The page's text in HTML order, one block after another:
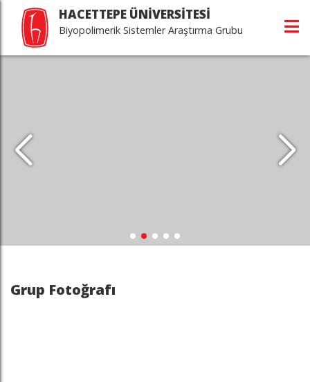
HACETTEPE ÜNİVERSİTESİ
Biyopolimerik Sistemler Araştırma Grubu
Grup Fotoğrafı